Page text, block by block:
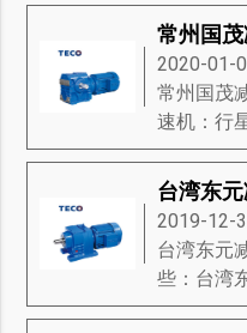
2020-01-
常州国茂
速机：行
2019-12-
台湾东元
些：台湾